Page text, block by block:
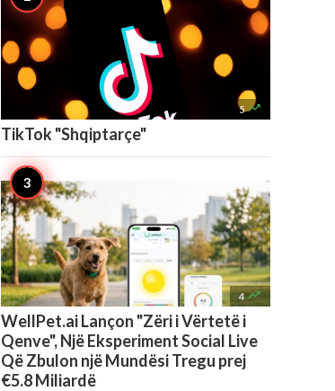
5 
TikTok "Shqiptarçe"
4 
WellPet.ai Lançon "Zëri i Vërtetë i
Qenve", Një Eksperiment Social Live
Që Zbulon një Mundësi Tregu prej
€5.8 Miliardë